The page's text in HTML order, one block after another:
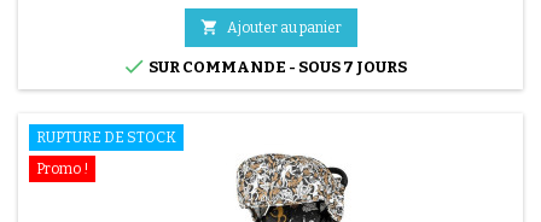
choisir ! Confortablement installé dans son assise à haut dossier
votre enfant profitera des paysages qui...
base
 Ajouter au panier
 SUR COMMANDE - SOUS 7 JOURS
RUPTURE DE STOCK
Promo !